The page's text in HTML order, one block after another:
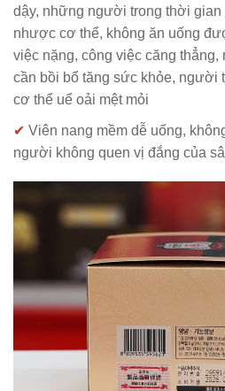
dậy, những người trong thời
nhược cơ thể, không ăn uống
việc nặng, công việc căng
cần bồi bổ tăng sức khỏe, người
cơ thể uể oải mệt mỏi
✔ Viên nang mềm dễ uống,
người không quen vị đắng của